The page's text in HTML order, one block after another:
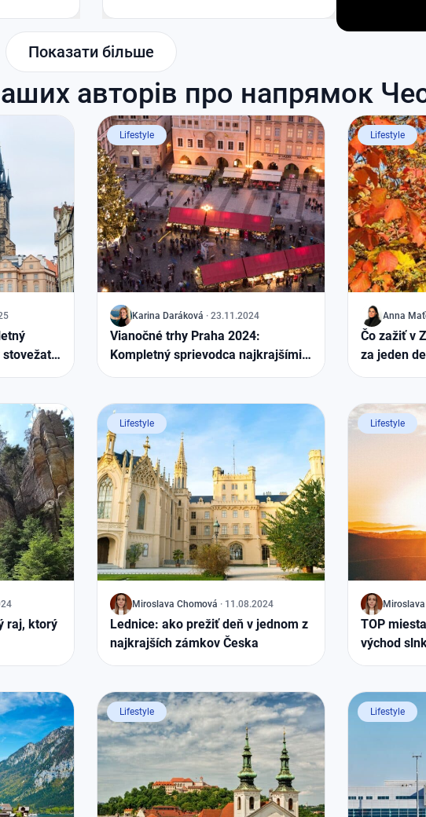
Показати більше
авторів про напрямок
J Karina Daráková · 23.11.2024
Vianočné trhy Praha 2024:
Kompletný sprievodca najkrajšími
trhmi v srdci Európy
Lifestyle
J Anna
Čo zažiť v
za jeden
Lifestyle
raj, ktorý
J Miroslava Chomová · 11.08.2024
Lednice: ako prežiť deň v jednom z
najkrajších zámkov Česka
Lifestyle
J Miroslava
TOP
východ
Lifestyle
Lifestyle Lifestyle